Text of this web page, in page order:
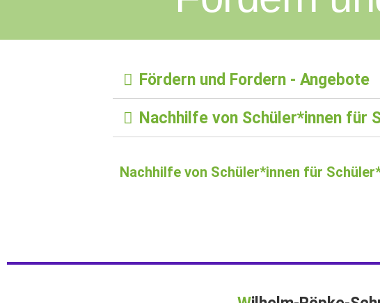
Fördern und Fordern - Angebote
Nachhilfe von Schüler*innen für
Nachhilfe von Schüler*innen für